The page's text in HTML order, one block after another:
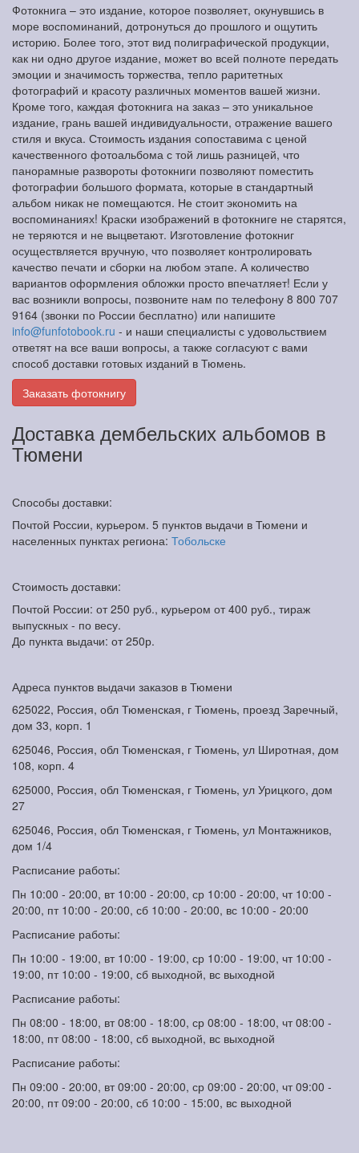
Фотокнига – это издание, которое позволяет, окунувшись в
море воспоминаний, дотронуться до прошлого и ощутить
историю. Более того, этот вид полиграфической продукции,
как ни одно другое издание, может во всей полноте передать
эмоции и значимость торжества, тепло раритетных
фотографий и красоту различных моментов вашей жизни.
Кроме того, каждая фотокнига на заказ – это уникальное
издание, грань вашей индивидуальности, отражение вашего
стиля и вкуса. Стоимость издания сопоставима с ценой
качественного фотоальбома с той лишь разницей, что
панорамные развороты фотокниги позволяют поместить
фотографии большого формата, которые в стандартный
альбом никак не помещаются. Не стоит экономить на
воспоминаниях! Краски изображений в фотокниге не старятся,
не теряются и не выцветают. Изготовление фотокниг
осуществляется вручную, что позволяет контролировать
качество печати и сборки на любом этапе. А количество
вариантов оформления обложки просто впечатляет! Если у
вас возникли вопросы, позвоните нам по телефону 8 800 707
9164 (звонки по России бесплатно) или напишите
info@funfotobook.ru - и наши специалисты с удовольствием
ответят на все ваши вопросы, а также согласуют с вами
способ доставки готовых изданий в Тюмень.
Заказать фотокнигу
Доставка дембельских альбомов в
Тюмени
Способы доставки:
Почтой России, курьером. 5 пунктов выдачи в Тюмени и
населенных пунктах региона: Тобольске
Стоимость доставки:
Почтой России: от 250 руб., курьером от 400 руб., тираж
выпускных - по весу.
До пункта выдачи: от 250р.
Адреса пунктов выдачи заказов в Тюмени
625022, Россия, обл Тюменская, г Тюмень, проезд Заречный,
дом 33, корп. 1
625046, Россия, обл Тюменская, г Тюмень, ул Широтная, дом
108, корп. 4
625000, Россия, обл Тюменская, г Тюмень, ул Урицкого, дом
27
625046, Россия, обл Тюменская, г Тюмень, ул Монтажников,
дом 1/4
Расписание работы:
Пн 10:00 - 20:00, вт 10:00 - 20:00, ср 10:00 - 20:00, чт 10:00 -
20:00, пт 10:00 - 20:00, сб 10:00 - 20:00, вс 10:00 - 20:00
Расписание работы:
Пн 10:00 - 19:00, вт 10:00 - 19:00, ср 10:00 - 19:00, чт 10:00 -
19:00, пт 10:00 - 19:00, сб выходной, вс выходной
Расписание работы:
Пн 08:00 - 18:00, вт 08:00 - 18:00, ср 08:00 - 18:00, чт 08:00 -
18:00, пт 08:00 - 18:00, сб выходной, вс выходной
Расписание работы:
Пн 09:00 - 20:00, вт 09:00 - 20:00, ср 09:00 - 20:00, чт 09:00 -
20:00, пт 09:00 - 20:00, сб 10:00 - 15:00, вс выходной